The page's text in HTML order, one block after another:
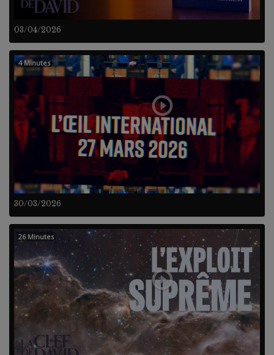
03/04/2026
30/03/2026
4 Minutes
26 Minutes